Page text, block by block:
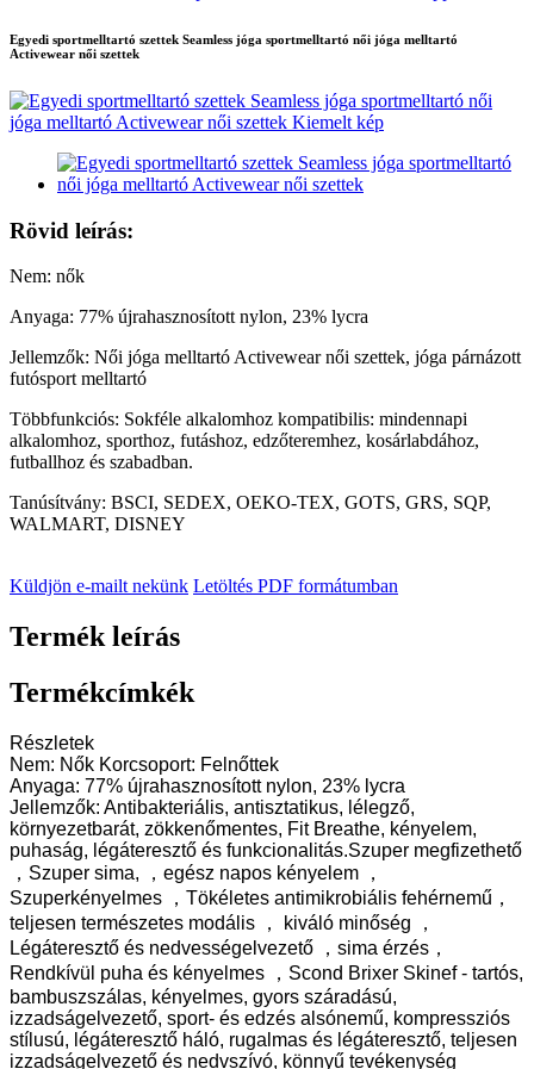
Egyedi sportmelltartó szettek Seamless jóga sportmelltartó női jóga melltartó
Activewear női szettek
Rövid leírás:
Nem: nők
Anyaga: 77% újrahasznosított nylon, 23% lycra
Jellemzők: Női jóga melltartó Activewear női szettek, jóga párnázott
futósport melltartó
Többfunkciós: Sokféle alkalomhoz kompatibilis: mindennapi
alkalomhoz, sporthoz, futáshoz, edzőteremhez, kosárlabdához,
futballhoz és szabadban.
Tanúsítvány: BSCI, SEDEX, OEKO-TEX, GOTS, GRS, SQP,
WALMART, DISNEY
Küldjön e-mailt nekünk Letöltés PDF formátumban
Termék leírás
Termékcímkék
Részletek
Nem: Nők Korcsoport: Felnőttek
Anyaga: 77% újrahasznosított nylon, 23% lycra
Jellemzők: Antibakteriális, antisztatikus, lélegző,
környezetbarát, zökkenőmentes, Fit Breathe, kényelem,
puhaság, légáteresztő és funkcionalitás.Szuper megfizethető
，Szuper sima, ，egész napos kényelem ，
Szuperkényelmes ，Tökéletes antimikrobiális fehérnemű，
teljesen természetes modális ， kiváló minőség ，
Légáteresztő és nedvességelvezető ，sima érzés，
Rendkívül puha és kényelmes ，Scond Brixer Skinef - tartós,
bambuszszálas, kényelmes, gyors száradású,
izzadságelvezető, sport- és edzés alsónemű, kompressziós
stílusú, légáteresztő háló, rugalmas és légáteresztő, teljesen
izzadságelvezető és nedvszívó, könnyű tevékenység